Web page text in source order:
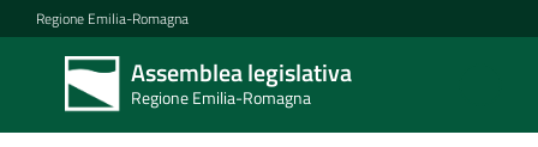
Vai al contenuto
Vai alla navigazione
Vai al footer
Regione Emilia-Romagna
Assemblea legislativa
Regione Emilia-Romagna
Assemblea
legislativa
Regione Emilia-